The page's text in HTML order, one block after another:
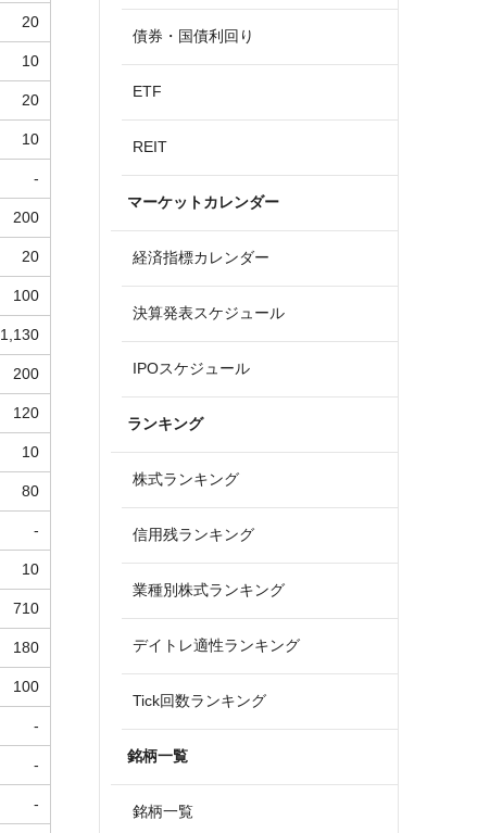
20
10
20
10
-
200
20
100
1,130
200
120
10
80
-
10
710
180
100
-
-
-
債券・国債利回り
ETF
REIT
マーケットカレンダー
経済指標カレンダー
決算発表スケジュール
IPOスケジュール
ランキング
株式ランキング
信用残ランキング
業種別株式ランキング
デイトレ適性ランキング
Tick回数ランキング
銘柄一覧
銘柄一覧